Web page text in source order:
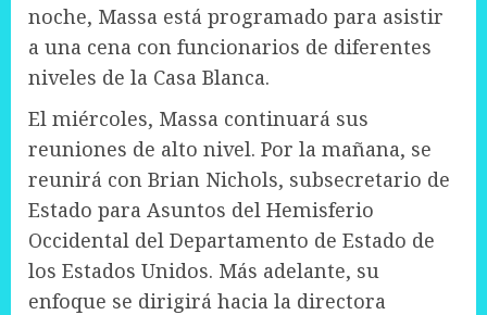
noche, Massa está programado para asistir
a una cena con funcionarios de diferentes
niveles de la Casa Blanca.
El miércoles, Massa continuará sus
reuniones de alto nivel. Por la mañana, se
reunirá con Brian Nichols, subsecretario de
Estado para Asuntos del Hemisferio
Occidental del Departamento de Estado de
los Estados Unidos. Más adelante, su
enfoque se dirigirá hacia la directora